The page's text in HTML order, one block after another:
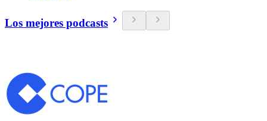
Los mejores podcasts